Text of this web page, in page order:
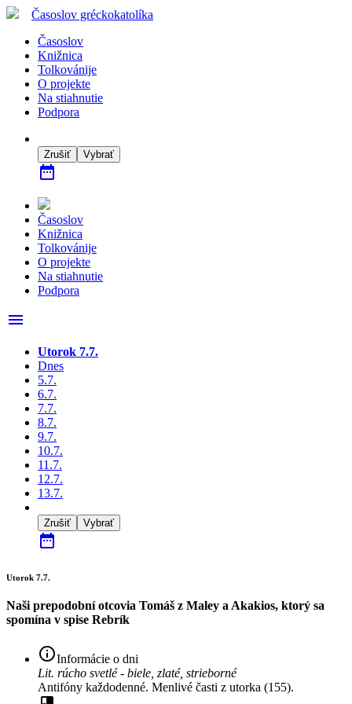
Časoslov gréckokatolíka
Časoslov
Knižnica
Tolkovánije
O projekte
Na stiahnutie
Podpora
Zrušiť Vybrať
date_range
Časoslov
Knižnica
Tolkovánije
O projekte
Na stiahnutie
Podpora
menu
Utorok 7.7.
Dnes
5.7.
6.7.
7.7.
8.7.
9.7.
10.7.
11.7.
12.7.
13.7.
Zrušiť Vybrať
date_range
Utorok 7.7.
Naši prepodobní otcovia Tomáš z Maley a Akakios, ktorý sa
spomína v spise Rebrík
info_outlineInformácie o dni
Lit. rúcho svetlé - biele, zlaté, strieborné
Antifóny každodenné. Menlivé časti z utorka (155).